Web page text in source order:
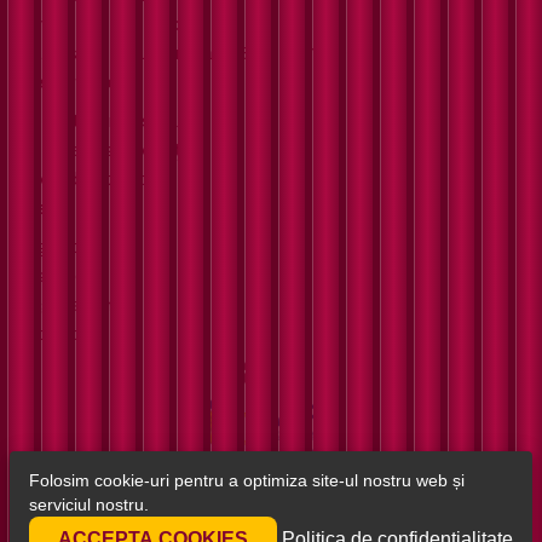
Vineri - 11:00 : 21:00
Sâmbătă - Duminică : 13:00 - 21:00
Despre noi
Povestea noastră
Termeni și condiții
Confidențialitate
Meniu
Signature
Clasice
Vegetariene
Picante
Powered by
Folosim cookie-uri pentru a optimiza site-ul nostru web și
serviciul nostru.